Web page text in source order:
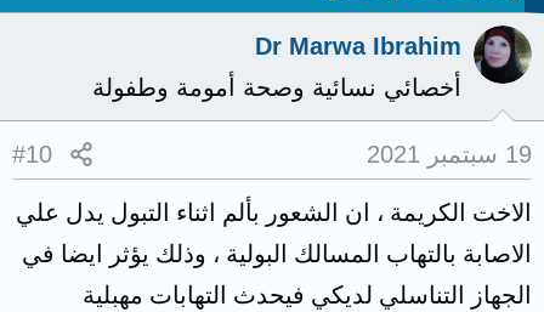
Dr Marwa Ibrahim
أخصائي نسائية وصحة أمومة وطفولة
19 سبتمبر 2021 #10
الاخت الكريمة ، ان الشعور بألم اثناء التبول يدل علي
الاصابة بالتهاب المسالك البولية ، وذلك يؤثر ايضا في
الجهاز التناسلي لديكي فيحدث التهابات مهبلية